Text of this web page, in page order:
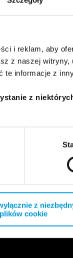
i reklam, aby
z naszej witryny,
te informacje z
z
z
plików cookie